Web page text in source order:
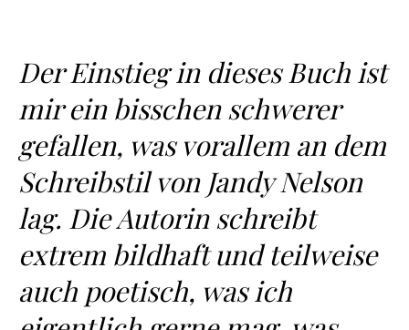
Der Einstieg in dieses Buch ist
mir ein bisschen schwerer
gefallen, was vorallem an dem
Schreibstil von Jandy Nelson
lag. Die Autorin schreibt
extrem bildhaft und teilweise
auch poetisch, was ich